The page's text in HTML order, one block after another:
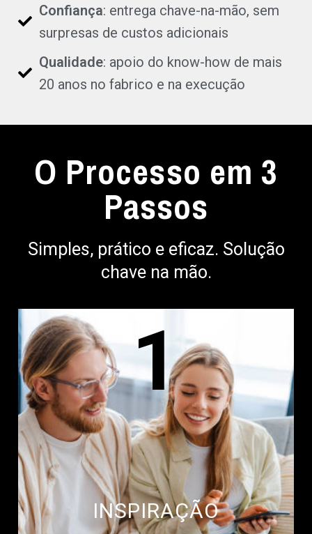
Confiança: entrega chave-na-mão, sem
surpresas de custos adicionais
Qualidade: apoio do know-how de mais
20 anos no fabrico e na execução
O Processo em 3
Passos
Simples, prático e eficaz. Solução
chave na mão.
1
INSPIRAÇÃO